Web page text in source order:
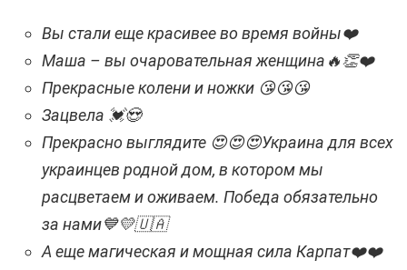
Вы стали еще красивее во время войны❤️
Маша – вы очаровательная женщина🔥👏❤️
Прекрасные колени и ножки 😘😘😘
Зацвела 💓😍
Прекрасно выглядите 😍😍😍Украина для всех
украинцев родной дом, в котором мы
расцветаем и оживаем. Победа обязательно
за нами💙💛🇺🇦
А еще магическая и мощная сила Карпат❤️❤️